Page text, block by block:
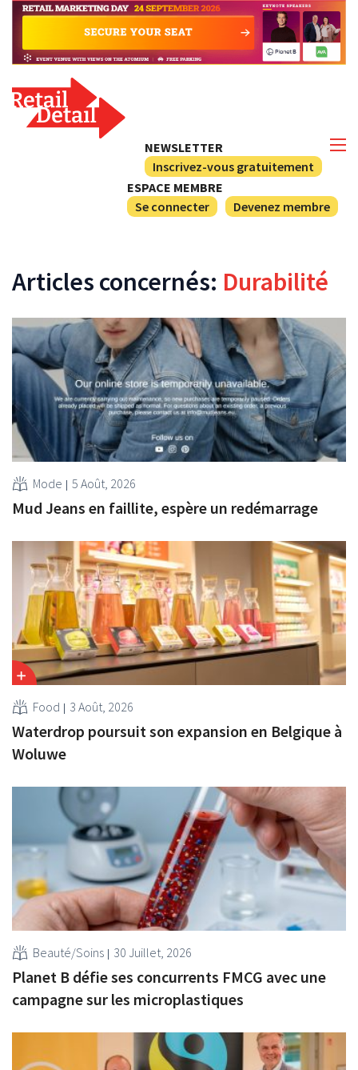
NEWSLETTER
Inscrivez-vous gratuitement
ESPACE MEMBRE
Se connecter
Devenez membre
Articles concernés: Durabilité
Mode 5 Août, 2026
Mud Jeans en faillite, espère un redémarrage
Food 3 Août, 2026
Waterdrop poursuit son expansion en Belgique à
Woluwe
Beauté/Soins 30 Juillet, 2026
Planet B défie ses concurrents FMCG avec une
campagne sur les microplastiques